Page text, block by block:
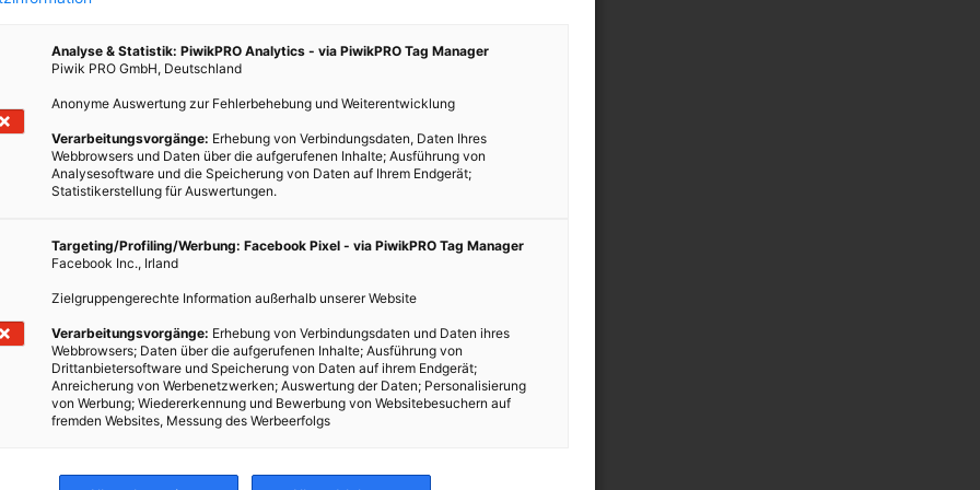
Füße in Wasser oder baden sie, wenn Sie können. Sehr kaltes
Sie bei möglichst angenehmen Wassertemperaturen. Auch
sperren Sie die warme Luft aus. Das heißt: Fenster zu, Rolläden
vorhanden, schließen. Das nächste Mal lüften Sie, wenn es
oder nachts.
kleinen Fenstern tendieren, ist kein Zufall. Halten Sie sich in
auf, wenn möglich. Die sind in unseren Breiten nicht so
südseitige Fenster bevorzugen. Wenn die Hitze oben
ein verlockender Aufenthaltsort sein. Wer einen Freizeitraum
DVD-Player, Home Entertainment, Fernseher und andere große
ab, indem Sie diese einfach vom Netz nehmen. Das gilt
Analyse & Statistik: PiwikPRO Analytics - via PiwikPRO Tag Manager
Piwik PRO GmbH, Deutschland
Anonyme Auswertung zur Fehlerbehebung und Weiterentwicklung
Verarbeitungsvorgänge: Erhebung von Verbindungsdaten, Daten Ihres
Webbrowsers und Daten über die aufgerufenen Inhalte; Ausführung von
Analysesoftware und die Speicherung von Daten auf Ihrem Endgerät;
Statistikerstellung für Auswertungen.
Targeting/Profiling/Werbung: Facebook Pixel - via PiwikPRO Tag Manager
Facebook Inc., Irland
Zielgruppengerechte Information außerhalb unserer Website
Verarbeitungsvorgänge: Erhebung von Verbindungsdaten und Daten ihres
Webbrowsers; Daten über die aufgerufenen Inhalte; Ausführung von
Drittanbietersoftware und Speicherung von Daten auf ihrem Endgerät;
Anreicherung von Werbenetzwerken; Auswertung der Daten; Personalisierung
von Werbung; Wiedererkennung und Bewerbung von Websitebesuchern auf
fremden Websites, Messung des Werbeerfolgs